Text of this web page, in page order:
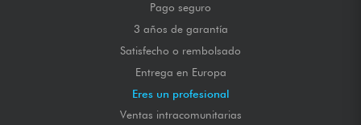
Pago seguro
3 años de garantía
Satisfecho o rembolsado
Entrega en Europa
Eres un profesional
Ventas intracomunitarias